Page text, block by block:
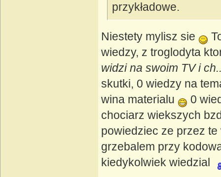
przykładowe.
Niestety mylisz sie
wiedzy, z troglodyta
widzi na swoim TV i
skutki, 0 wiedzy na
wina materialu
0
chociarz wiekszych
powiedziec ze przez
grzebalem przy
kiedykolwiek wiedzial